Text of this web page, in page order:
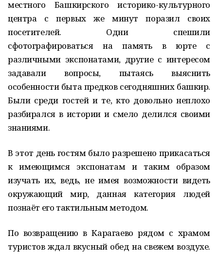
местного Башкирского историко-культурного
центра с первых же минут поразил своих
посетителей. Одни спешили
сфотографироваться на память в юрте с
различными экспонатами, другие с интересом
задавали вопросы, пытаясь выяснить
особенности быта предков сегодняшних башкир.
Были среди гостей и те, кто довольно неплохо
разбирался в истории и смело делился своими
знаниями.
В этот день гостям было разрешено прикасаться
к имеющимся экспонатам и таким образом
изучать их, ведь, не имея возможности видеть
окружающий мир, данная категория людей
познаёт его тактильным методом.
По возвращению в Карагаево рядом с храмом
туристов ждал вкусный обед на свежем воздухе.